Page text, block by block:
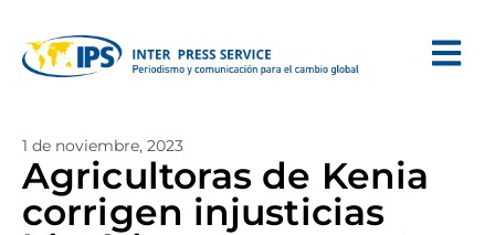
1 de noviembre, 2023
Agricultoras de Kenia
corrigen injusticias